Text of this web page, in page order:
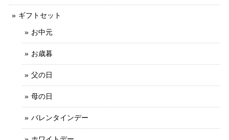
ギフトセット
お中元
お歳暮
父の日
母の日
バレンタインデー